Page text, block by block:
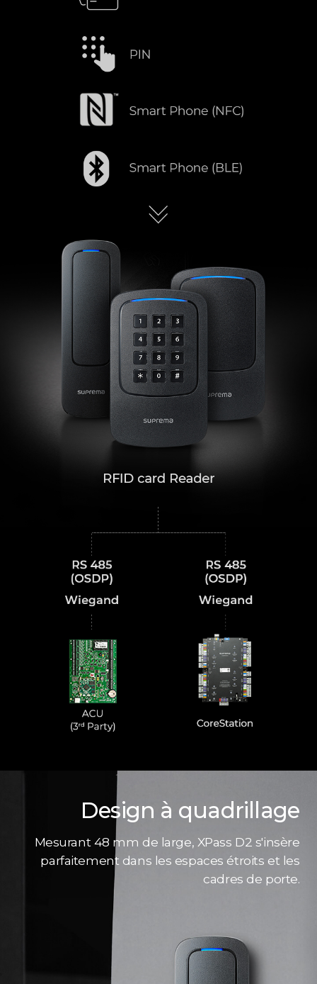
Design à quadrillage
Mesurant 48 mm de large, XPass D2 s'insère
parfaitement dans les espaces étroits et les
cadres de porte.